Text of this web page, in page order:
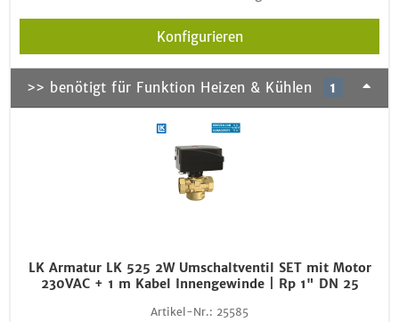
Konfigurieren
>> benötigt für Funktion Heizen & Kühlen 1
LK Armatur LK 525 2W Umschaltventil SET mit Motor
230VAC + 1 m Kabel Innengewinde | Rp 1" DN 25
Artikel-Nr.: 25585